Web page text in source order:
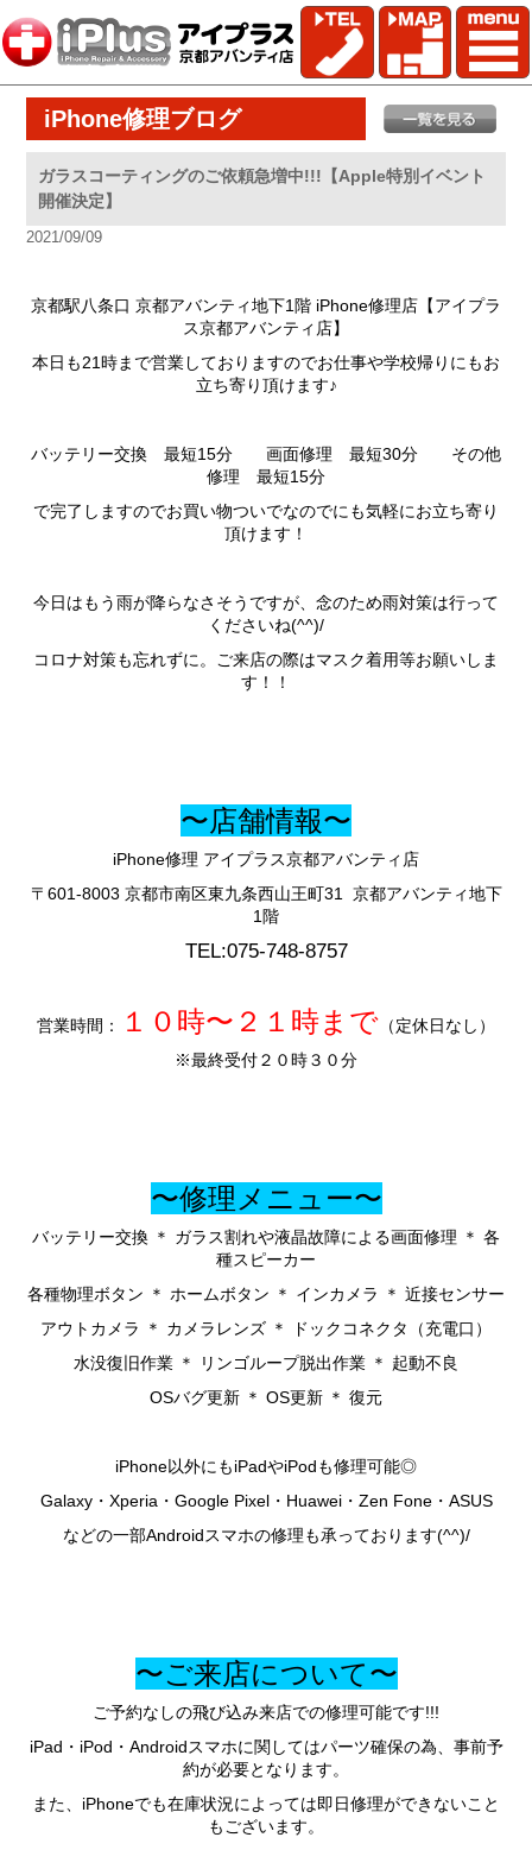
iPhone修理ブログ
ガラスコーティングのご依頼急増中!!!【Apple特別イベント
開催決定】
2021/09/09
京都駅八条口 京都アバンティ地下1階 iPhone修理店【アイプラ
ス京都アバンティ店】
本日も21時まで営業しておりますのでお仕事や学校帰りにもお
立ち寄り頂けます♪
バッテリー交換 最短15分 画面修理 最短30分 その他
修理 最短15分
で完了しますのでお買い物ついでなのでにも気軽にお立ち寄り
頂けます！
今日はもう雨が降らなさそうですが、念のため雨対策は行って
くださいね(^^)/
コロナ対策も忘れずに。ご来店の際はマスク着用等お願いしま
す！！
〜店舗情報〜
iPhone修理 アイプラス京都アバンティ店
〒601-8003 京都市南区東九条西山王町31 京都アバンティ地下
1階
TEL:075-748-8757
営業時間： １０時〜２１時まで （定休日なし）
※最終受付２０時３０分
〜修理メニュー〜
バッテリー交換 ＊ ガラス割れや液晶故障による画面修理 ＊ 各
種スピーカー
各種物理ボタン ＊ ホームボタン ＊ インカメラ ＊ 近接センサー
アウトカメラ ＊ カメラレンズ ＊ ドックコネクタ（充電口）
水没復旧作業 ＊ リンゴループ脱出作業 ＊ 起動不良
OSバグ更新 ＊ OS更新 ＊ 復元
iPhone以外にもiPadやiPodも修理可能◎
Galaxy・Xperia・Google Pixel・Huawei・Zen Fone・ASUS
などの一部Androidスマホの修理も承っております(^^)/
〜ご来店について〜
ご予約なしの飛び込み来店での修理可能です!!!
iPad・iPod・Androidスマホに関してはパーツ確保の為、事前予
約が必要となります。
また、iPhoneでも在庫状況によっては即日修理ができないこと
もございます。